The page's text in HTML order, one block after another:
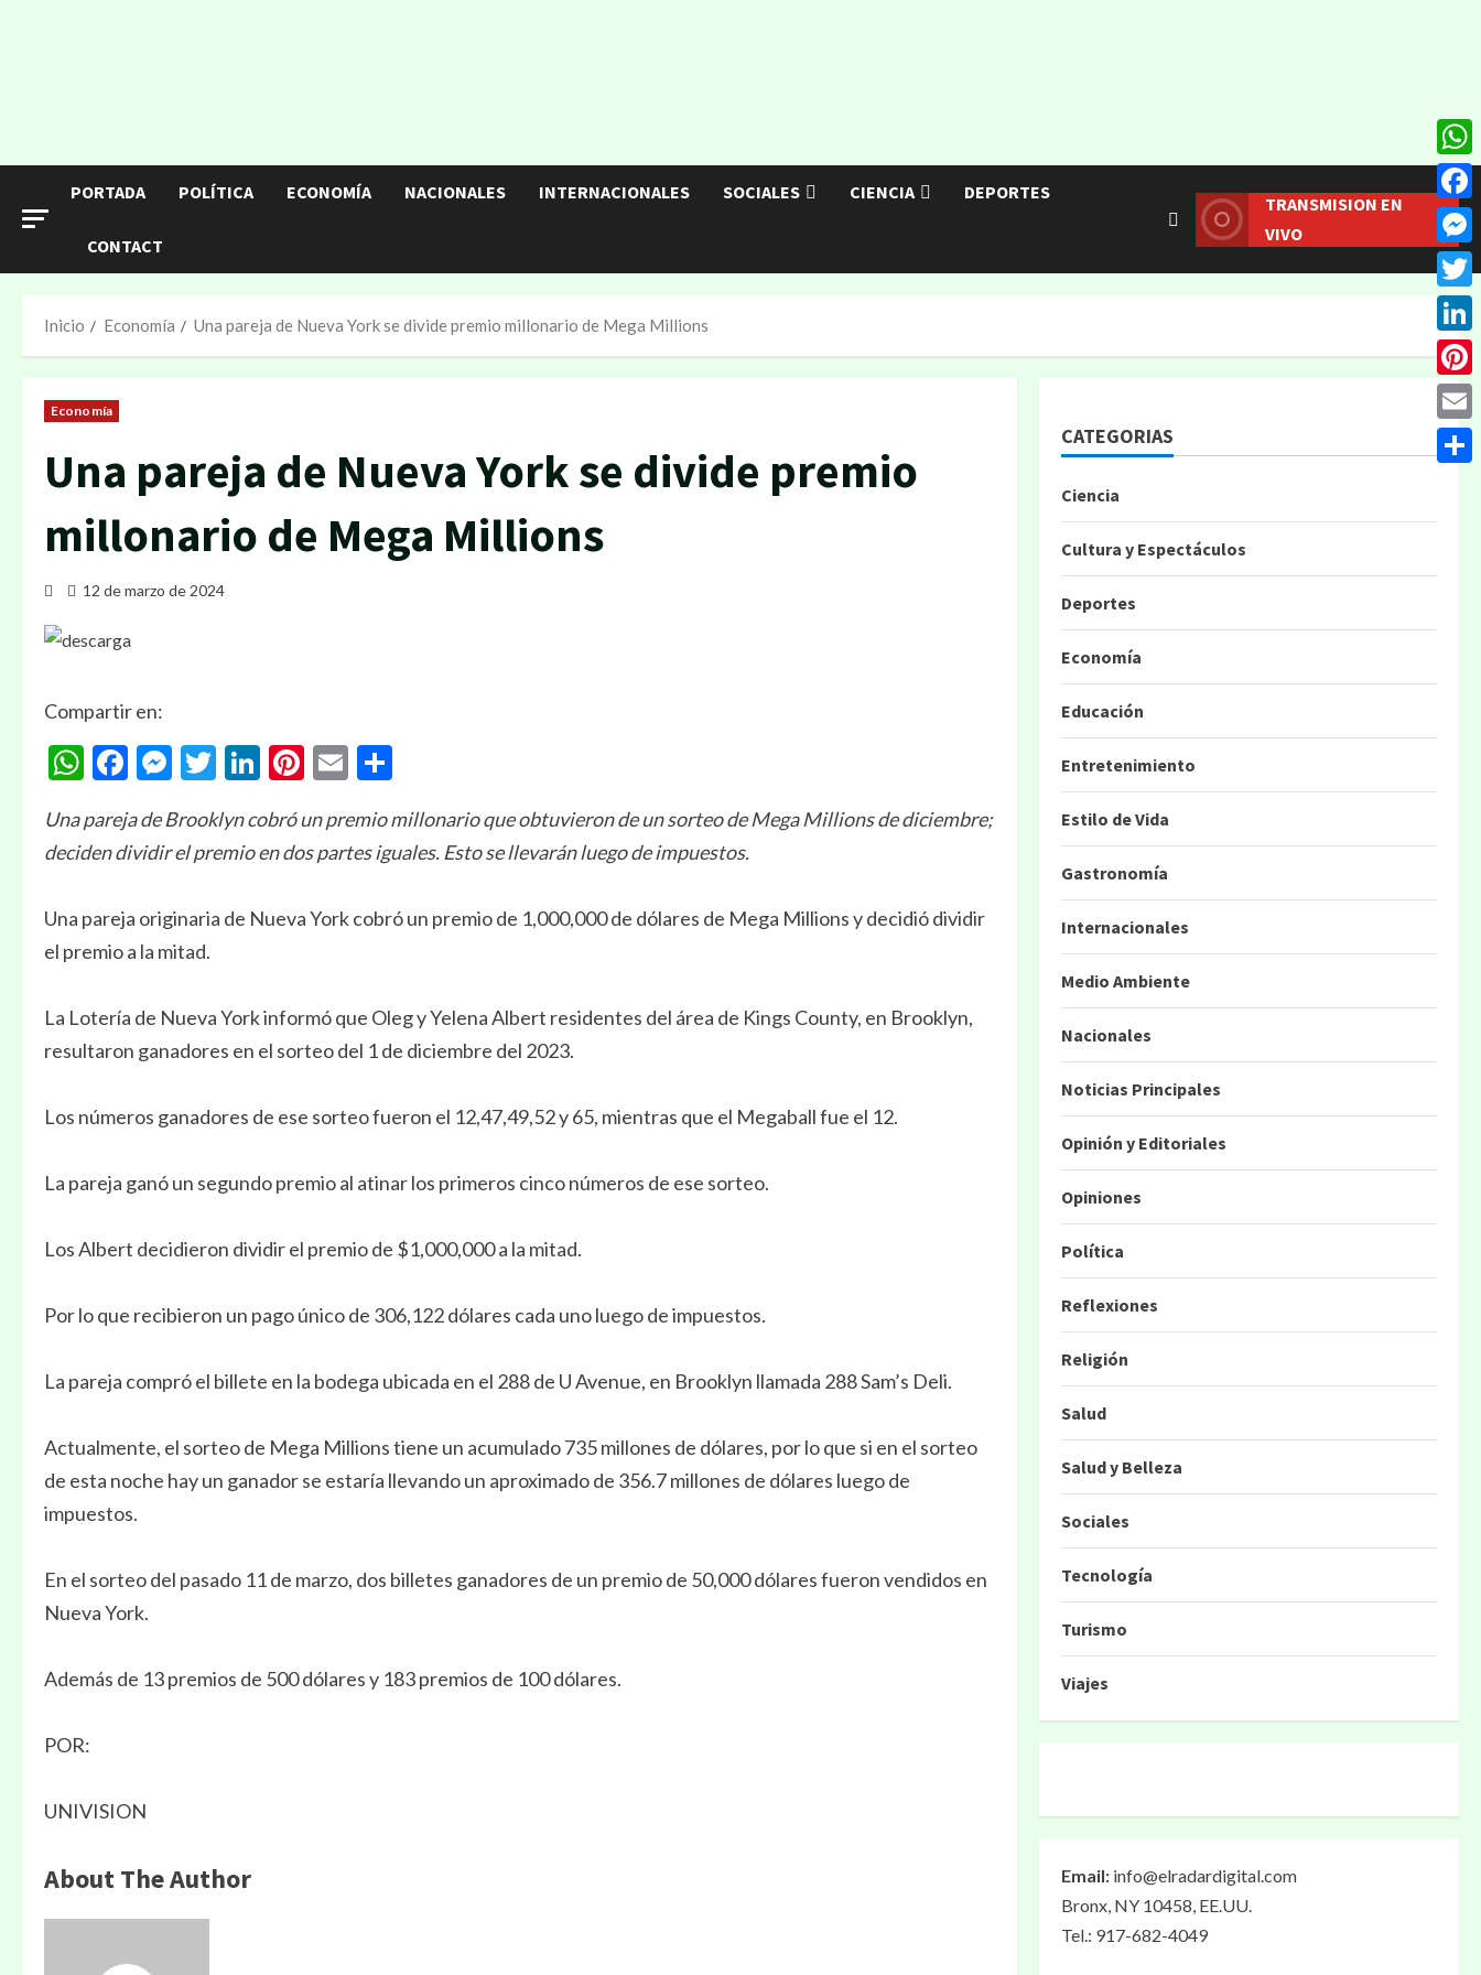
PORTADA POLÍTICA ECONOMÍA NACIONALES INTERNACIONALES SOCIALES CIENCIA DEPORTES
CONTACT
TRANSMISION EN
VIVO
Inicio Economía Una pareja de Nueva York se divide premio millonario de Mega Millions
Economía
Una pareja de Nueva York se divide premio
millonario de Mega Millions
12 de marzo de 2024
Compartir en:
WhatsApp
Facebook
Messenger
Twitter
LinkedIn
Pinterest
Email
Una pareja de Brooklyn cobró un premio millonario que obtuvieron de un sorteo de Mega Millions de diciembre;
deciden dividir el premio en dos partes iguales. Esto se llevarán luego de impuestos.
Una pareja originaria de Nueva York cobró un premio de 1,000,000 de dólares de Mega Millions y decidió dividir
el premio a la mitad.
La Lotería de Nueva York informó que Oleg y Yelena Albert residentes del área de Kings County, en Brooklyn,
resultaron ganadores en el sorteo del 1 de diciembre del 2023.
Los números ganadores de ese sorteo fueron el 12,47,49,52 y 65, mientras que el Megaball fue el 12.
La pareja ganó un segundo premio al atinar los primeros cinco números de ese sorteo.
Los Albert decidieron dividir el premio de $1,000,000 a la mitad.
Por lo que recibieron un pago único de 306,122 dólares cada uno luego de impuestos.
La pareja compró el billete en la bodega ubicada en el 288 de U Avenue, en Brooklyn llamada 288 Sam’s Deli.
Actualmente, el sorteo de Mega Millions tiene un acumulado 735 millones de dólares, por lo que si en el sorteo
de esta noche hay un ganador se estaría llevando un aproximado de 356.7 millones de dólares luego de
impuestos.
En el sorteo del pasado 11 de marzo, dos billetes ganadores de un premio de 50,000 dólares fueron vendidos en
Nueva York.
Además de 13 premios de 500 dólares y 183 premios de 100 dólares.
POR:
UNIVISION
About The Author
CATEGORIAS
Ciencia
Cultura y Espectáculos
Deportes
Economía
Educación
Entretenimiento
Estilo de Vida
Gastronomía
Internacionales
Medio Ambiente
Nacionales
Noticias Principales
Opinión y Editoriales
Opiniones
Política
Reflexiones
Religión
Salud
Salud y Belleza
Sociales
Tecnología
Turismo
Viajes
Email: info@elradardigital.com
Bronx, NY 10458, EE.UU.
Tel.: 917-682-4049
Email